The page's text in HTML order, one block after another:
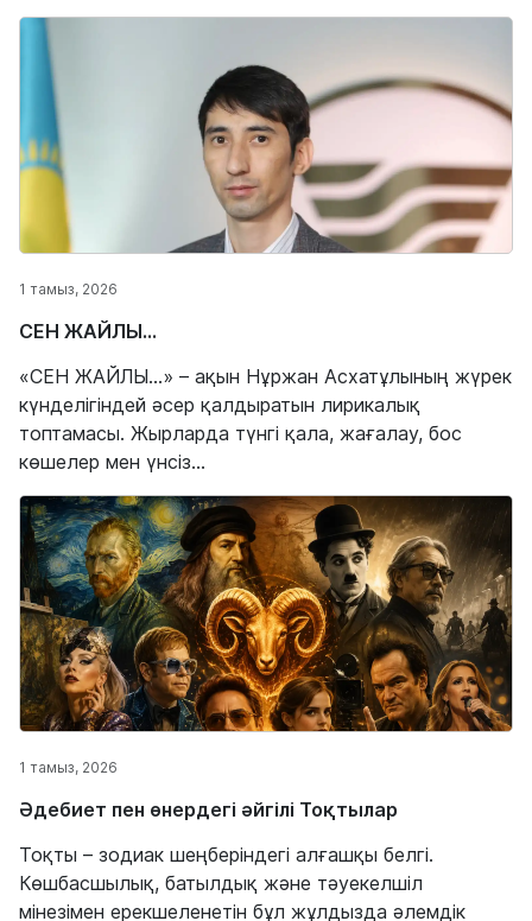
1 тамыз, 2026
СЕН ЖАЙЛЫ...
«СЕН ЖАЙЛЫ...» – ақын Нұржан Асхатұлының жүрек
күнделігіндей әсер қалдыратын лирикалық
топтамасы. Жырларда түнгі қала, жағалау, бос
көшелер мен үнсіз...
1 тамыз, 2026
Әдебиет пен өнердегі әйгілі Тоқтылар
Тоқты – зодиак шеңберіндегі алғашқы белгі.
Көшбасшылық, батылдық және тәуекелшіл
мінезімен ерекшеленетін бұл жұлдызда әлемдік